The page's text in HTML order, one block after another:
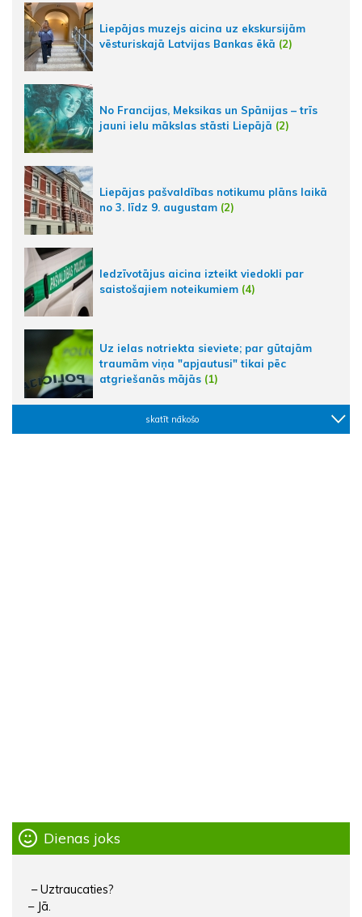
Liepājas muzejs aicina uz ekskursijām
vēsturiskajā Latvijas Bankas ēkā (2)
No Francijas, Meksikas un Spānijas – trīs
jauni ielu mākslas stāsti Liepājā (2)
Liepājas pašvaldības notikumu plāns laikā
no 3. līdz 9. augustam (2)
Iedzīvotājus aicina izteikt viedokli par
saistošajiem noteikumiem (4)
Uz ielas notriekta sieviete; par gūtajām
traumām viņa "apjautusi" tikai pēc
atgriešanās mājās (1)
skatīt nākošo
Dienas joks
– Uztraucaties?
– Jā.